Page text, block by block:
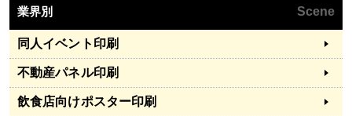
業界別 Scene
同人イベント印刷
不動産パネル印刷
飲食店向けポスター印刷